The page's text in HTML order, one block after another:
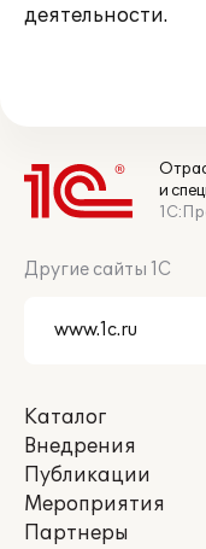
деятельности.
и
Другие сайты 1С
Каталог
Внедрения
Публикации
Мероприятия
Партнеры